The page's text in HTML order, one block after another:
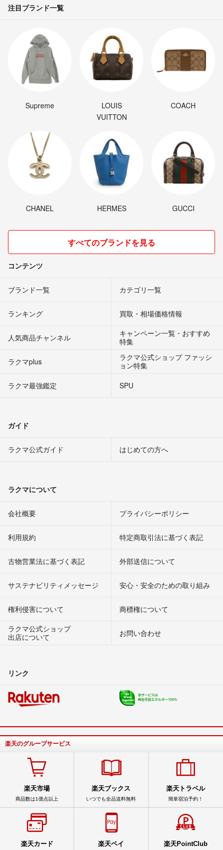
注目ブランド一覧
Supreme
LOUIS
VUITTON
COACH
CHANEL HERMES GUCCI
すべてのブランドを見る
コンテンツ
ブランド一覧 カテゴリ一覧
ランキング 買取・相場価格情報
人気商品チャンネル
キャンペーン一覧・おすすめ
特集
ラクマplus
ラクマ公式ショップ ファッシ
ョン特集
ラクマ最強鑑定
SPU
ガイド
ラクマ公式ガイド はじめての方へ
ラクマについて
会社概要 プライバシーポリシー
利用規約 特定商取引法に基づく表記
古物営業法に基づく表記 外部送信について
サステナビリティメッセージ 安心・安全のための取り組み
権利侵害について
商標権について
ラクマ公式ショップ
出店について
お問い合わせ
リンク
楽天のグループサービス
楽天市場
商品数は1億点以上
楽天ブックス
いつでも全品送料無料
楽天トラベル
簡単宿泊予約！
楽天カード 楽天ペイ 楽天PointClub